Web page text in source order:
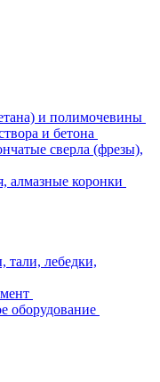
и полимочевины
и бетона
сверла (фрезы),
алмазные коронки
тали, лебедки,
оборудование